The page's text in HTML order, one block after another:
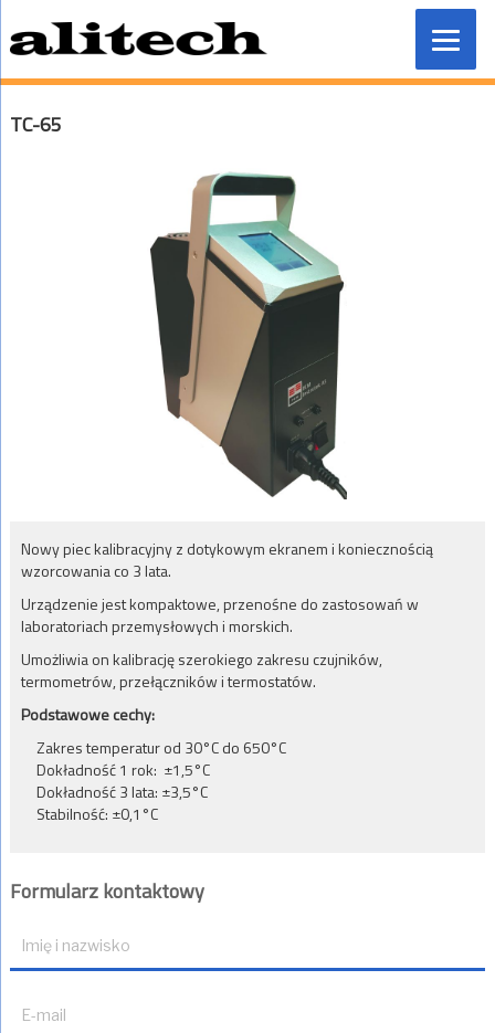
do
treści
TC-65
Nowy piec kalibracyjny z dotykowym ekranem i koniecznością
wzorcowania co 3 lata.
Urządzenie jest kompaktowe, przenośne do zastosowań w
laboratoriach przemysłowych i morskich.
Umożliwia on kalibrację szerokiego zakresu czujników,
termometrów, przełączników i termostatów.
Podstawowe cechy:
Zakres temperatur od 30°C do 650°C
Dokładność 1 rok: ±1,5°C
Dokładność 3 lata: ±3,5°C
Stabilność: ±0,1°C
Formularz kontaktowy